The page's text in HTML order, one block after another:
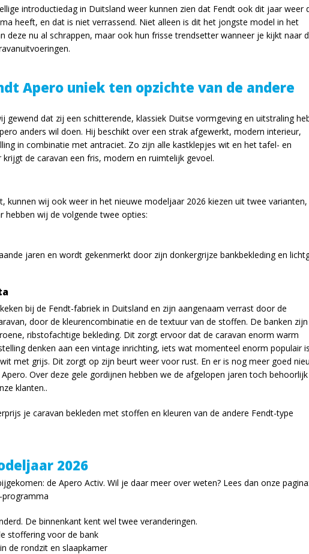
introductiedag in Duitsland weer kunnen zien dat Fendt ook dit jaar weer
heeft, en dat is niet verrassend. Niet alleen is dit het jongste model in het
deze nu al schrappen, maar ook hun frisse trendsetter wanneer je kijkt naar
Apero uniek ten opzichte van de andere
gewend dat zij een schitterende, klassiek Duitse vormgeving en uitstraling
anders wil doen. Hij beschikt over een strak afgewerkt, modern interieur,
in combinatie met antraciet. Zo zijn alle kastklepjes wit en het tafel- en
de caravan een fris, modern en ruimtelijk gevoel.
kunnen wij ook weer in het nieuwe modeljaar 2026 kiezen uit twee varianten,
hebben wij de volgende twee opties:
jaren en wordt gekenmerkt door zijn donkergrijze bankbekleding en
bij de Fendt-fabriek in Duitsland en zijn aangenaam verrast door de
door de kleurencombinatie en de textuur van de stoffen. De banken zijn
ribstofachtige bekleding. Dit zorgt ervoor dat de caravan enorm warm
denken aan een vintage inrichting, iets wat momenteel enorm populair
met grijs. Dit zorgt op zijn beurt weer voor rust. En er is nog meer goed
Over deze gele gordijnen hebben we de afgelopen jaren toch
klanten..
je caravan bekleden met stoffen en kleuren van de andere Fendt-type
2026
de Apero Activ. Wil je daar meer over weten? Lees dan onze pagina:
programma
De binnenkant kent wel twee veranderingen.
stoffering voor de bank
de rondzit en slaapkamer